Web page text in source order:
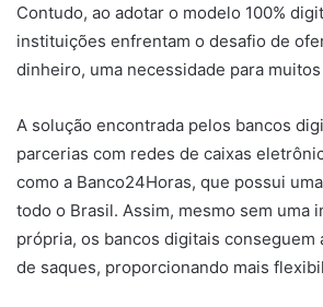
Contudo, ao adotar o modelo 100%
instituições enfrentam o desafio de
dinheiro, uma necessidade para
A solução encontrada pelos bancos
parcerias com redes de caixas
como a Banco24Horas, que possui
todo o Brasil. Assim, mesmo sem uma
própria, os bancos digitais conseguem
de saques, proporcionando mais